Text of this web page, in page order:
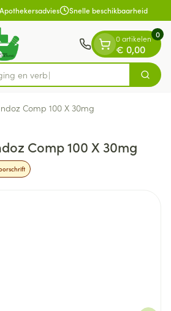
Apothekersadvies Snelle beschikbaarheid
Zoek
0 artikelen
€ 0,00
0
Comp 100 X 30mg
Comp 100 X 30mg